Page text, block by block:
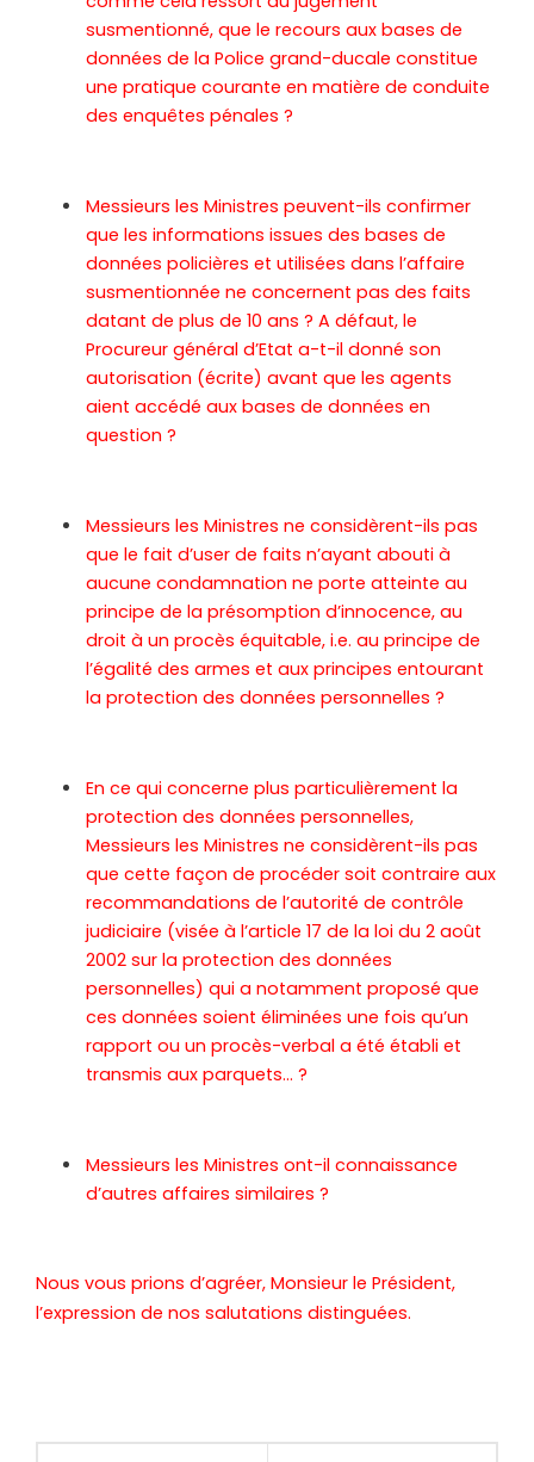
susmentionné, que le recours aux bases de
données de la Police grand-ducale constitue
une pratique courante en matière de conduite
des enquêtes pénales ?
Messieurs les Ministres peuvent-ils confirmer
que les informations issues des bases de
données policières et utilisées dans l’affaire
susmentionnée ne concernent pas des faits
datant de plus de 10 ans ? A défaut, le
Procureur général d’Etat a-t-il donné son
autorisation (écrite) avant que les agents
aient accédé aux bases de données en
question ?
Messieurs les Ministres ne considèrent-ils pas
que le fait d’user de faits n’ayant abouti à
aucune condamnation ne porte atteinte au
principe de la présomption d’innocence, au
droit à un procès équitable, i.e. au principe de
l’égalité des armes et aux principes entourant
la protection des données personnelles ?
En ce qui concerne plus particulièrement la
protection des données personnelles,
Messieurs les Ministres ne considèrent-ils pas
que cette façon de procéder soit contraire aux
recommandations de l’autorité de contrôle
judiciaire (visée à l’article 17 de la loi du 2 août
2002 sur la protection des données
personnelles) qui a notamment proposé que
ces données soient éliminées une fois qu’un
rapport ou un procès-verbal a été établi et
transmis aux parquets… ?
Messieurs les Ministres ont-il connaissance
d’autres affaires similaires ?
Nous vous prions d’agréer, Monsieur le Président,
l’expression de nos salutations distinguées.